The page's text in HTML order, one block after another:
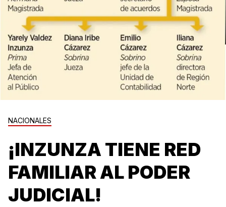
NACIONALES
¡INZUNZA TIENE RED
FAMILIAR AL PODER
JUDICIAL!